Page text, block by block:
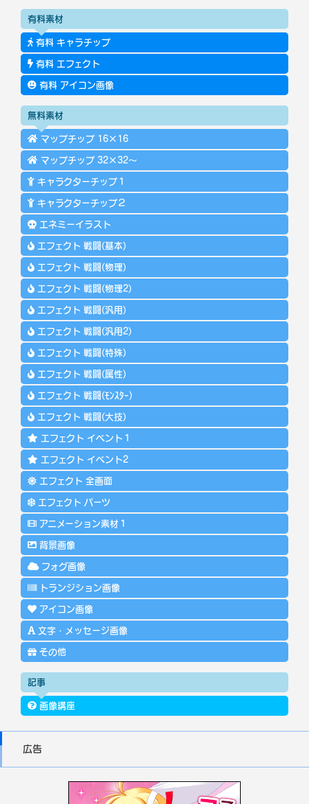
有料素材
有料 キャラチップ
有料 エフェクト
有料 アイコン画像
無料素材
マップチップ 16×16
マップチップ 32×32～
キャラクターチップ１
キャラクターチップ２
エネミーイラスト
エフェクト 戦闘(基本)
エフェクト 戦闘(物理)
エフェクト 戦闘(物理2)
エフェクト 戦闘(汎用)
エフェクト 戦闘(汎用2)
エフェクト 戦闘(特殊)
エフェクト 戦闘(属性)
エフェクト 戦闘(ﾓﾝｽﾀｰ)
エフェクト 戦闘(大技)
エフェクト イベント１
エフェクト イベント2
エフェクト 全画面
エフェクト パーツ
アニメーション素材１
背景画像
フォグ画像
トランジション画像
アイコン画像
文字・メッセージ画像
その他
記事
画像講座
広告